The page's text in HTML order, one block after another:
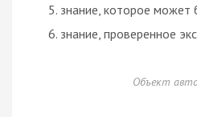
знание, которое может
знание, проверенное
Объект